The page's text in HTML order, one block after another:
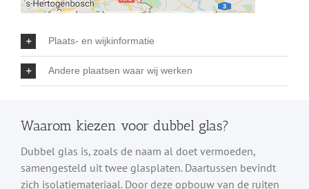
Plaats- en wijkinformatie
Andere plaatsen waar wij werken
Waarom kiezen voor dubbel glas?
Dubbel glas is, zoals de naam al doet vermoeden,
samengesteld uit twee glasplaten. Daartussen bevindt
zich isolatiemateriaal. Door deze opbouw van de ruiten